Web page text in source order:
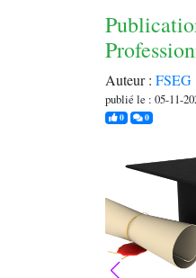
Auteur : FSEG
publié le : 05-11-
0j'aime0commentaires